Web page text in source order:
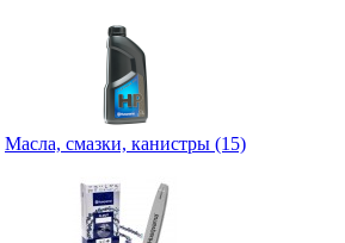
Масла, смазки, канистры (15)